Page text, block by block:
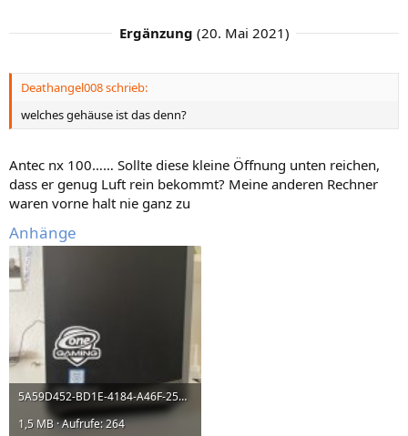
Ergänzung (20. Mai 2021)
Deathangel008 schrieb:
welches gehäuse ist das denn?
Antec nx 100…… Sollte diese kleine Öffnung unten reichen,
dass er genug Luft rein bekommt? Meine anderen Rechner
waren vorne halt nie ganz zu
Anhänge
5A59D452-BD1E-4184-A46F-253AF8BD9F46.jpeg
1,5 MB · Aufrufe: 264